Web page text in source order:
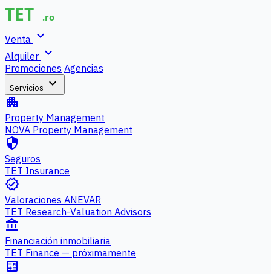
Venta expand_more
Alquiler expand_more
Promociones Agencias
Servicios expand_more
apartment
Property Management
NOVA Property Management
security
Seguros
TET Insurance
verified
Valoraciones ANEVAR
TET Research-Valuation Advisors
account_balance
Financiación inmobiliaria
TET Finance — próximamente
calculate